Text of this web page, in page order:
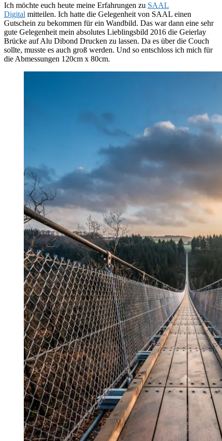
Ich möchte euch heute meine Erfahrungen zu SAAL
Digital mitteilen. Ich hatte die Gelegenheit von SAAL einen
Gutschein zu bekommen für ein Wandbild. Das war dann eine sehr
gute Gelegenheit mein absolutes Lieblingsbild 2016 die Geierlay
Brücke auf Alu Dibond Drucken zu lassen. Da es über die Couch
sollte, musste es auch groß werden. Und so entschloss ich mich für
die Abmessungen 120cm x 80cm.